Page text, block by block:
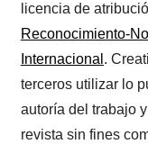
licencia de
Reconocimiento-
Internacional .
terceros utilizar lo
autoría del trabajo
revista sin fines